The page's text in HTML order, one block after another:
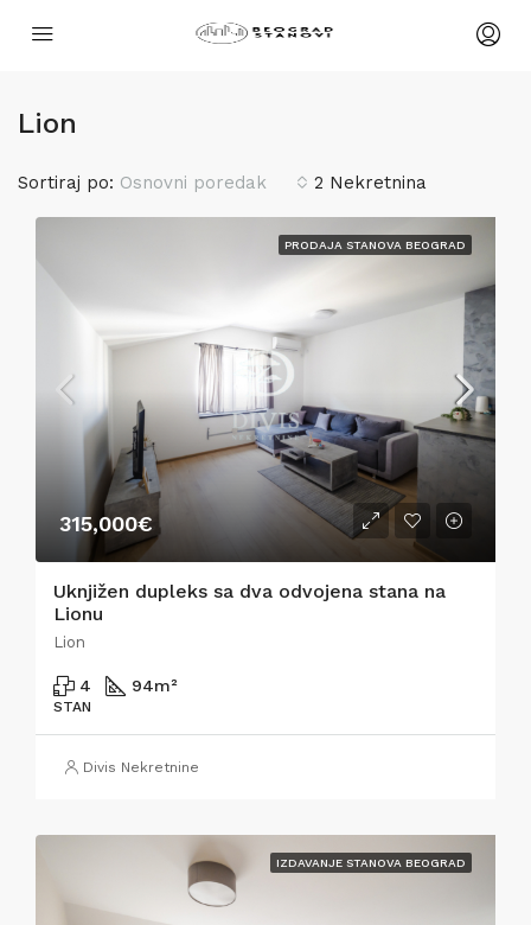
Lion
2 Nekretnina
Sortiraj po: Osnovni poredak
PRODAJA STANOVA BEOGRAD
315,000€
Uknjižen dupleks sa dva odvojena stana na
Lionu
Lion
4 94m²
STAN
Divis Nekretnine
IZDAVANJE STANOVA BEOGRAD